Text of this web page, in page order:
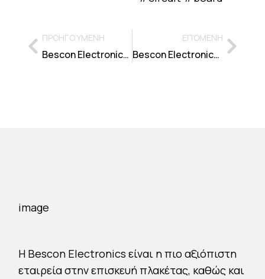
ΠΡΟΗΓΟΎΜΕΝΗ
Bescon Electronics Repair – Επισκευή AALRBORG EMERSON MISSION POWER PANEL
ΕΠΌΜΕΝΗ
Bescon Electronics Repair – Επισκευή Anti-fouling System for Shipbuilding
H Bescon Electronics είναι η πιο αξιόπιστη
εταιρεία στην επισκευή πλακέτας, καθώς και